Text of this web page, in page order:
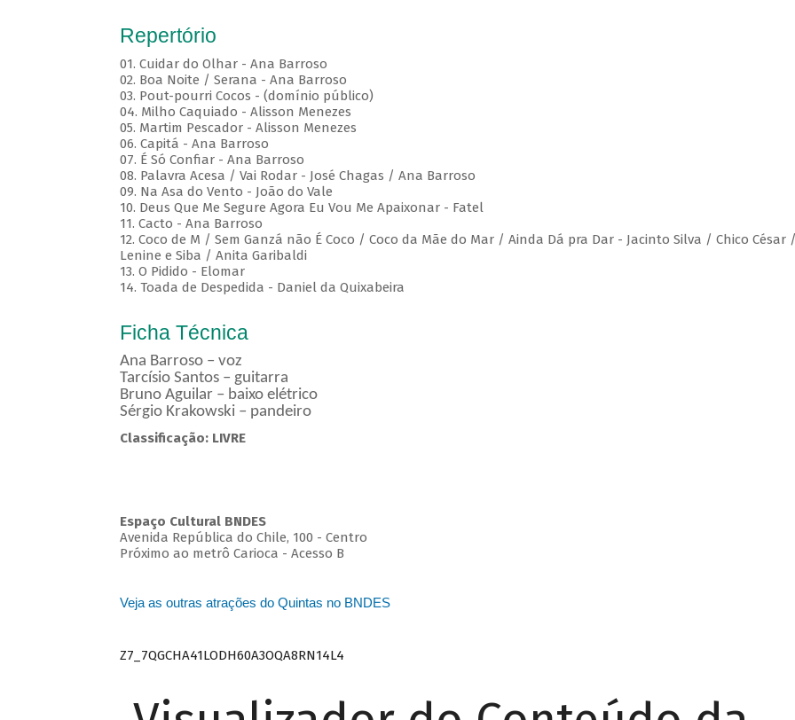
Repertório
01. Cuidar do Olhar - Ana Barroso
02. Boa Noite / Serana - Ana Barroso
03. Pout-pourri Cocos - (domínio público)
04. Milho Caquiado - Alisson Menezes
05. Martim Pescador - Alisson Menezes
06. Capitá - Ana Barroso
07. É Só Confiar - Ana Barroso
08. Palavra Acesa / Vai Rodar - José Chagas / Ana Barroso
09. Na Asa do Vento - João do Vale
10. Deus Que Me Segure Agora Eu Vou Me Apaixonar - Fatel
11. Cacto - Ana Barroso
12. Coco de M / Sem Ganzá não É Coco / Coco da Mãe do Mar / Ainda Dá pra Dar - Jacinto Silva / Chico César /
Lenine e Siba / Anita Garibaldi
13. O Pidido - Elomar
14. Toada de Despedida - Daniel da Quixabeira
Ficha Técnica
Ana Barroso – voz
Tarcísio Santos – guitarra
Bruno Aguilar – baixo elétrico
Sérgio Krakowski – pandeiro
Classificação: LIVRE
Espaço Cultural BNDES
Avenida República do Chile, 100 - Centro
Próximo ao metrô Carioca - Acesso B
Veja as outras atrações do Quintas no BNDES
Z7_7QGCHA41LODH60A3OQA8RN14L4